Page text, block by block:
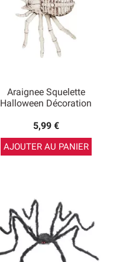
Araignee Squelette
Halloween Décoration
5,99 €
AJOUTER AU PANIER